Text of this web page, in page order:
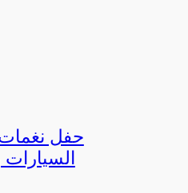
حفل